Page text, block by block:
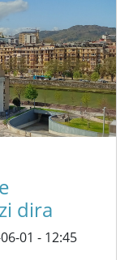
dira
01 - 12:45